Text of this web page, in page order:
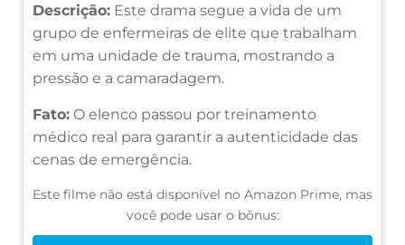
Descrição: Este drama segue a vida de um
grupo de enfermeiras de elite que trabalham
em uma unidade de trauma, mostrando a
pressão e a camaradagem.
Fato: O elenco passou por treinamento
médico real para garantir a autenticidade das
cenas de emergência.
Este filme não está disponível no Amazon Prime, mas
você pode usar o bônus: